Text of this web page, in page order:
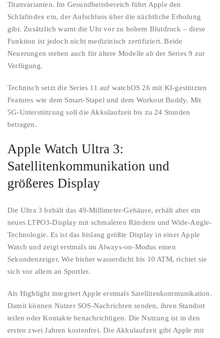
Titanvarianten. Im Gesundheitsbereich führt Apple den
Schlafindex ein, der Aufschluss über die nächtliche Erholung
gibt. Zusätzlich warnt die Uhr vor zu hohem Blutdruck – diese
Funktion ist jedoch nicht medizinisch zertifiziert. Beide
Neuerungen stehen auch für ältere Modelle ab der Series 9 zur
Verfügung.
Technisch setzt die Series 11 auf watchOS 26 mit KI-gestützten
Features wie dem Smart-Stapel und dem Workout Buddy. Mit
5G-Unterstützung soll die Akkulaufzeit bis zu 24 Stunden
betragen.
Apple Watch Ultra 3:
Satellitenkommunikation und
größeres Display
Die Ultra 3 behält das 49-Millimeter-Gehäuse, erhält aber ein
neues LTPO3-Display mit schmaleren Rändern und Wide-Angle-
Technologie. Es ist das bislang größte Display in einer Apple
Watch und zeigt erstmals im Always-on-Modus einen
Sekundenzeiger. Wie bisher wasserdicht bis 10 ATM, richtet sie
sich vor allem an Sportler.
Als Highlight integriert Apple erstmals Satellitenkommunikation.
Damit können Nutzer SOS-Nachrichten senden, ihren Standort
teilen oder Kontakte benachrichtigen. Die Nutzung ist in den
ersten zwei Jahren kostenfrei. Die Akkulaufzeit gibt Apple mit